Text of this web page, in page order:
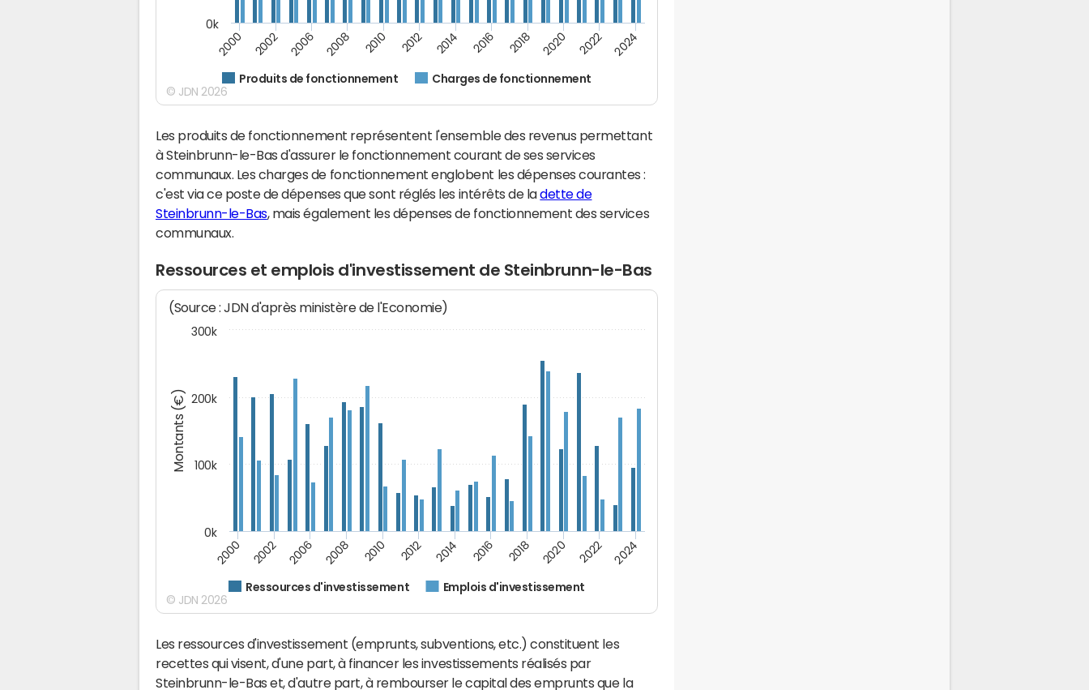
Produits de fonctionnement Charges de fonctionnement
2000 2002 2006 2008 2010 2012 2014 2016 2018 2020 2022 2024
0k
© JDN 2026
Les produits de fonctionnement représentent l'ensemble des revenus permettant
à Steinbrunn-le-Bas d'assurer le fonctionnement courant de ses services
communaux. Les charges de fonctionnement englobent les dépenses courantes :
c'est via ce poste de dépenses que sont réglés les intérêts de ladette de
Steinbrunn-le-Bas, mais également les dépenses de fonctionnement des services
communaux.
Ressources et emplois d'investissement de Steinbrunn-le-Bas
Montants (€)
(Source : JDN d'après ministère de l'Economie)
Ressources d'investissement Emplois d'investissement
2000 2002 2006 2008 2010 2012 2014 2016 2018 2020 2022 2024
0k
100k
200k
300k
© JDN 2026
Les ressources d'investissement (emprunts, subventions, etc.) constituent les
recettes qui visent, d'une part, à financer les investissements réalisés par
Steinbrunn-le-Bas et, d'autre part, à rembourser le capital des emprunts que la